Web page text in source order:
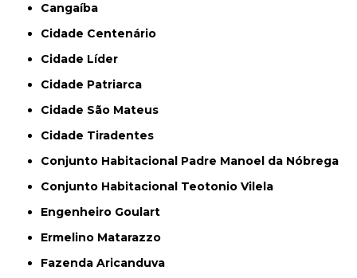
Cangaíba
Cidade Centenário
Cidade Líder
Cidade Patriarca
Cidade São Mateus
Cidade Tiradentes
Conjunto Habitacional Padre Manoel da Nóbrega
Conjunto Habitacional Teotonio Vilela
Engenheiro Goulart
Ermelino Matarazzo
Fazenda Aricanduva